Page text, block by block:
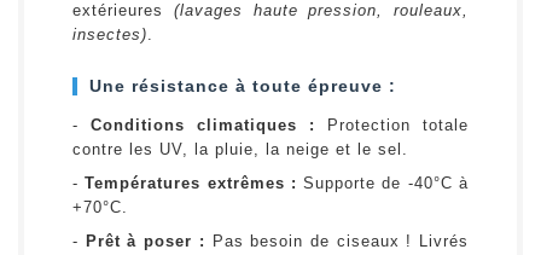
extérieures (lavages haute pression, rouleaux,
insectes).
Une résistance à toute épreuve :
- Conditions climatiques :
Protection totale
contre les UV, la pluie, la neige et le sel.
-Températures extrêmes : Supporte de -40°C à
+70°C.
- Prêt à poser :
Pas besoin de ciseaux ! Livrés